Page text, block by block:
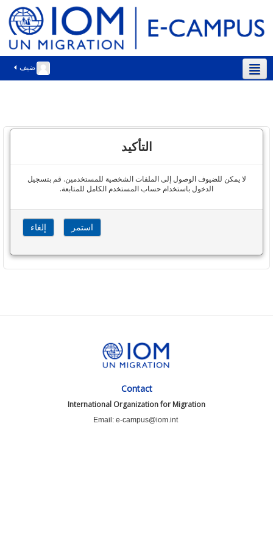
ضيف
التأكيد
لا يمكن للضيوف الوصول إلى الملفات الشخصية للمستخدمين. قم بتسجيل
الدخول باستخدام حساب المستخدم الكامل للمتابعة.
Contact
International Organization for Migration
Email: e-campus@iom.int